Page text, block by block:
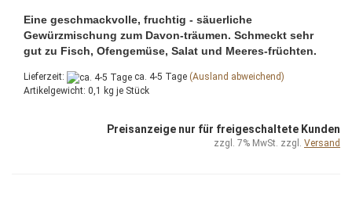
Eine geschmackvolle, fruchtig - säuerliche
Gewürzmischung zum Davon-träumen. Schmeckt sehr
gut zu Fisch, Ofengemüse, Salat und Meeres-früchten.
Lieferzeit: ca. 4-5 Tage (Ausland abweichend)
Artikelgewicht: 0,1 kg je Stück
Preisanzeige nur für freigeschaltete Kunden
zzgl. 7% MwSt. zzgl. Versand